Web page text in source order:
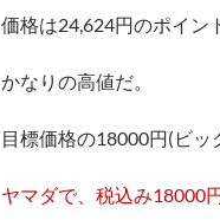
価格は24,624円のポイン
かなりの高値だ。
目標価格の18000円(ビ
ヤマダで、税込み18000